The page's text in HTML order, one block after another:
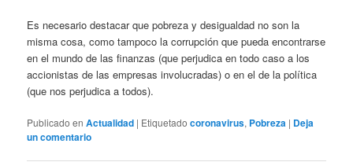
Es necesario destacar que pobreza y desigualdad no son la
misma cosa, como tampoco la corrupción que pueda encontrarse
en el mundo de las finanzas (que perjudica en todo caso a los
accionistas de las empresas involucradas) o en el de la política
(que nos perjudica a todos).
Publicado en Actualidad | Etiquetado coronavirus, Pobreza | Deja
un comentario